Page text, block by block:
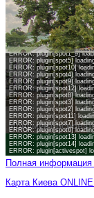
Полная
Карта Киева